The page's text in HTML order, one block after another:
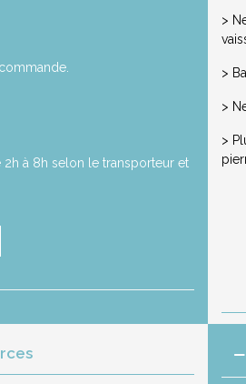
à 8h selon le transporteur et
>
>
>
>